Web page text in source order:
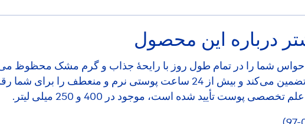
درباره این محصول
شما را در تمام طول روز با رایحۀ جذاب و گرم مشک محظوظ
مداوم از درون را بصورت طبیعی تضمین می‌کند و بیش از 24 ساعت
پوست تأیید شده است، موجود در 400 و 250 میلی لیتر.